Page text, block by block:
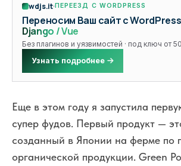
wdjs.it ПЕРЕЕЗД С WORDPRESS
Переносим Ваш сайт с
Django / Vue
Без плагинов и уязвимостей · под ключ от
Узнать подробнее
Еще в этом году я запустила
супер фудов. Первый продукт —
созданный в Японии на ферме по
органической продукции. Green